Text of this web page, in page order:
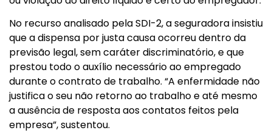
No recurso analisado pela SDI-2, a seguradora insistiu
que a dispensa por justa causa ocorreu dentro da
previsão legal, sem caráter discriminatório, e que
prestou todo o auxílio necessário ao empregado
durante o contrato de trabalho. “A enfermidade não
justifica o seu não retorno ao trabalho e até mesmo
a ausência de resposta aos contatos feitos pela
empresa”, sustentou.